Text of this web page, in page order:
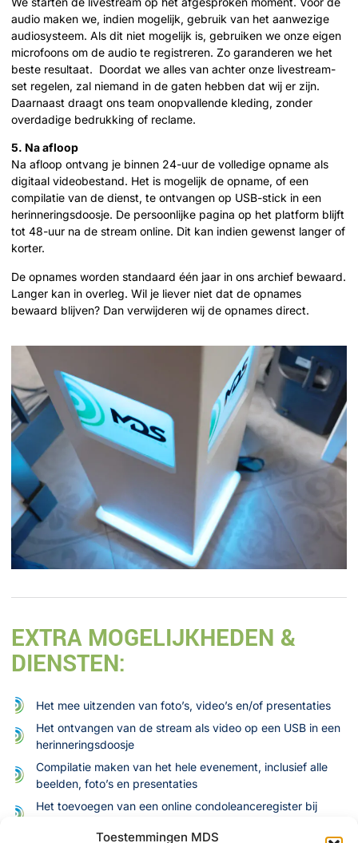
Toestemmingen MDS
audio maken we, indien mogelijk, gebruik van het aanwezige
audiosysteem. Als dit niet mogelijk is, gebruiken we onze eigen
microfoons om de audio te registreren. Zo garanderen we het
beste resultaat. Doordat we alles van achter onze livestream-
set regelen, zal niemand in de gaten hebben dat wij er zijn.
Daarnaast draagt ons team onopvallende kleding, zonder
overdadige bedrukking of reclame.
5. Na afloop
Na afloop ontvang je binnen 24-uur de volledige opname als
digitaal videobestand. Het is mogelijk de opname, of een
compilatie van de dienst, te ontvangen op USB-stick in een
herinneringsdoosje. De persoonlijke pagina op het platform blijft
tot 48-uur na de stream online. Dit kan indien gewenst langer of
korter.
De opnames worden standaard één jaar in ons archief bewaard.
Langer kan in overleg. Wil je liever niet dat de opnames
bewaard blijven? Dan verwijderen wij de opnames direct.
EXTRA MOGELIJKHEDEN &
DIENSTEN:
Het mee uitzenden van foto’s, video’s en/of presentaties
Het ontvangen van de stream als video op een USB in een
herinneringsdoosje
Compilatie maken van het hele evenement, inclusief alle
beelden, foto’s en presentaties
Het toevoegen van een online condoleanceregister bij